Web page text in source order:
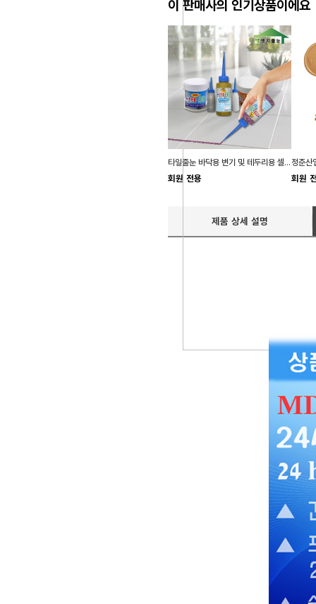
이 판매사의 인기상품이에요
타일줄눈 바닥용 변기 및 테두리용 셀프 줄눈 보수제
회원 전용
정준산
회원
제품 상세 설명